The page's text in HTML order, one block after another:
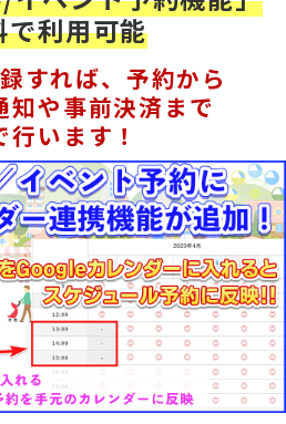
で利用可能
すれば、予約から
知や事前決済まで
行います！